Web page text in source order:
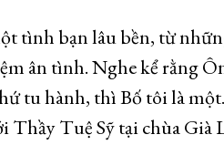
tình bạn lâu bền, từ
ân tình. Nghe kể rằng
tu hành, thì Bố tôi là
Thầy Tuệ Sỹ tại chùa Già